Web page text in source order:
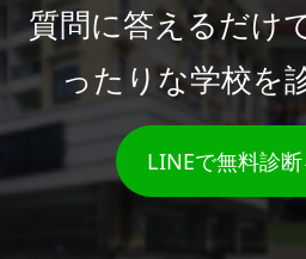
質問に答えるだけ
ったりな学校を
LINEで無料診